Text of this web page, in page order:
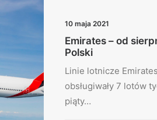
10 maja 2021
Emirates – od
Polski
Linie lotnicze
obsługiwały 7 lotów
piąty…